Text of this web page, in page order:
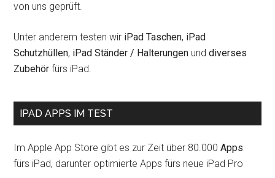
von uns geprüft.
Unter anderem testen wir iPad Taschen, iPad
Schutzhüllen, iPad Ständer / Halterungen unddiverses
Zubehör fürs iPad.
IPAD APPS IM TEST
Im Apple App Store gibt es zur Zeit über 80.000Apps
fürs iPad, darunter optimierte Apps fürs neue iPad Pro